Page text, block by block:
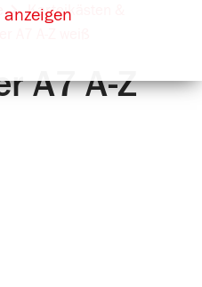
Karteikästen &
A7 A-Z
anzeigen